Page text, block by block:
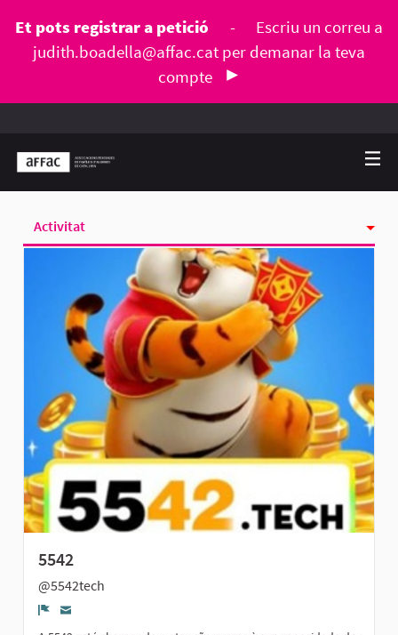
Et pots registrar a petició -
Escriu un correu a
judith.boadella@affac.cat per demanar la teva
compte
Activitat
Seguidores
Grups
5542
@5542tech
Denúncia